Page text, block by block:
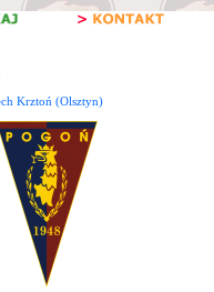
Krztoń (Olsztyn)